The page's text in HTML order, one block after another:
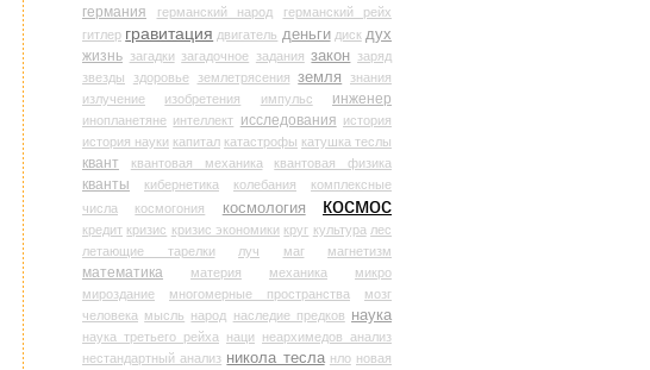
германия
германский народ
германский рейх
гитлер гравитация двигатель деньги диск дух
жизнь загадки загадочное задания закон заряд
звезды
здоровье землетрясения земля
знания
излучение
изобретения импульс инженер
инопланетяне интеллект исследования история
история науки капитал катастрофы катушка теслы
квант квантовая механика квантовая физика
кванты кибернетика колебания
комплексные
числа
космогония космология космос
кредит кризис кризис экономики круг культура лес
летающие тарелки
луч маг магнетизм
математика материя механика
микро
мироздание
многомерные пространства
мозг
человека мысль народ наследие предков наука
наука третьего рейха наци
неархимедов анализ
нестандартный анализ никола тесла нло новая